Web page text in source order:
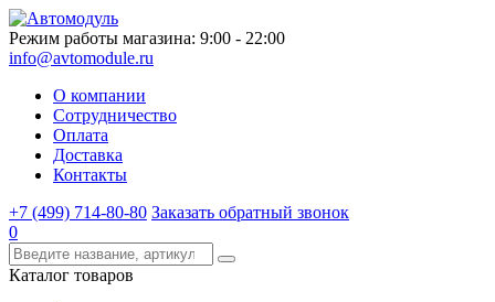
Режим работы магазина: 9:00 - 22:00
info@avtomodule.ru
О компании
Сотрудничество
Оплата
Доставка
Контакты
+7 (499) 714-80-80 Заказать обратный звонок
0
Каталог товаров